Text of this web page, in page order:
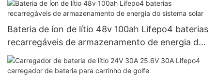
Bateria de íon de lítio 48v 100ah Lifepo4 baterias
recarregáveis ​​de armazenamento de energia do
sistema solar